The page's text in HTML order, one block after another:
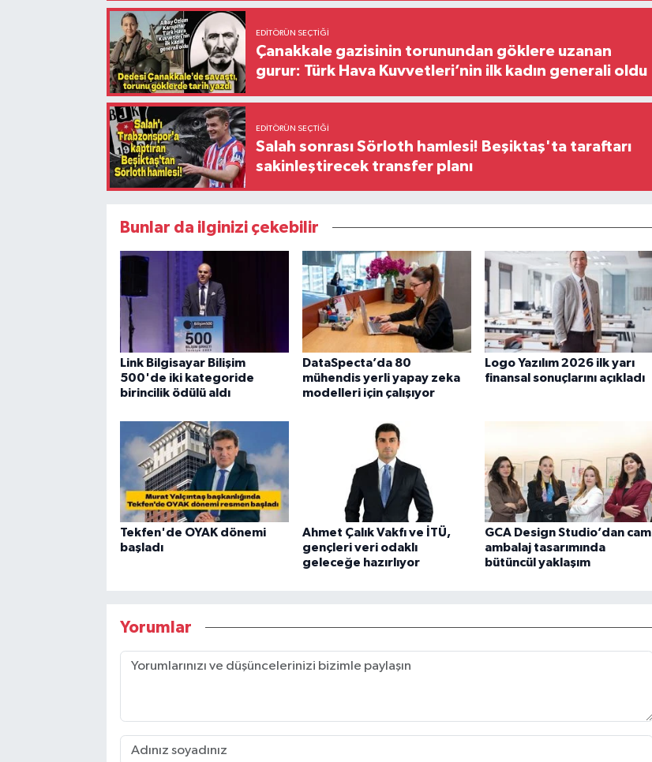
EDITÖRÜN SEÇTIĞI
Çanakkale gazisinin torunundan göklere uzanan
gurur: Türk Hava Kuvvetleri’nin ilk kadın generali oldu
EDITÖRÜN SEÇTIĞI
Salah sonrası Sörloth hamlesi! Beşiktaş'ta taraftarı
sakinleştirecek transfer planı
Bunlar da ilginizi çekebilir
Link Bilgisayar Bilişim
500'de iki kategoride
birincilik ödülü aldı
DataSpecta’da 80
mühendis yerli yapay zeka
modelleri için çalışıyor
Logo Yazılım 2026 ilk yarı
finansal sonuçlarını açıkladı
Tekfen'de OYAK dönemi
başladı
Ahmet Çalık Vakfı ve İTÜ,
gençleri veri odaklı
geleceğe hazırlıyor
GCA Design Studio’dan cam
ambalaj tasarımında
bütüncül yaklaşım
Yorumlar